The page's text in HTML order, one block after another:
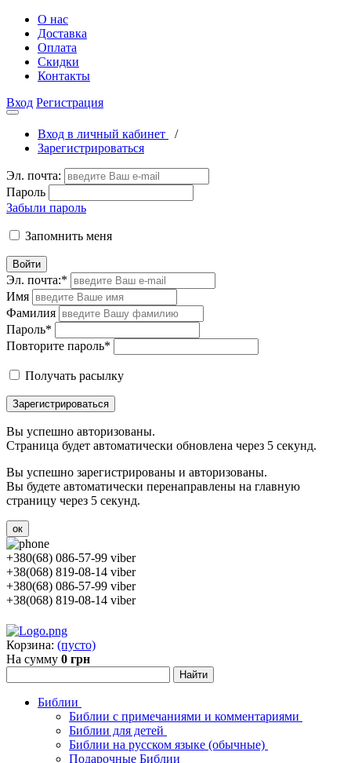
О нас
Доставка
Оплата
Скидки
Контакты
Вход Регистрация
Вход в личный кабинет
/
Зарегистрироваться
Эл. почта:
Пароль
Забыли пароль
Запомнить меня
Войти
Эл. почта:*
Имя
Фамилия
Пароль*
Повторите пароль*
Получать расылку
Зарегистрироваться
Вы успешно авторизованы.
Страница будет автоматически обновлена через 5 секунд.
Вы успешно зарегистрированы и авторизованы.
Вы будете автоматически перенаправлены на главную
страницу через 5 секунд.
ок
+380(68) 086-57-99 viber
+38(068) 819-08-14 viber
+380(68) 086-57-99 viber
+38(068) 819-08-14 viber
Корзина: (пусто)
На сумму 0 грн
Библии
Библии с примечаниями и комментариями
Библии для детей
Библии на русском языке (обычные)
Подарочные Библии